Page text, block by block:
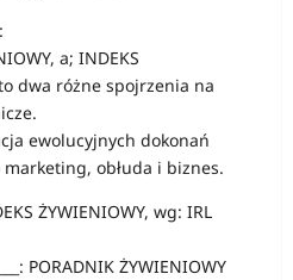
a; INDEKS
to dwa różne spojrzenia na
ewolucyjnych dokonań
obłuda i biznes.
ŻYWIENIOWY, wg: IRL
PORADNIK ŻYWIENIOWY